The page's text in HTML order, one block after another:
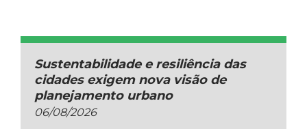
Sustentabilidade e resiliência das
cidades exigem nova visão de
planejamento urbano
06/08/2026